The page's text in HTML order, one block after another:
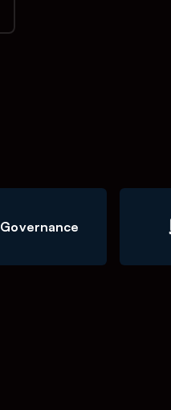
Governance